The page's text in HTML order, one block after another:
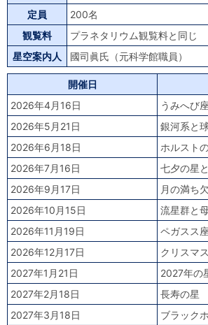
定員
200名
観覧料
プラネタリウム観覧料と同じ
星空案内人
國司眞氏（元科学館職員）
開催日
2026年4月16日
うみへび
2026年5月21日
銀河系と
2026年6月18日
ホルスト
2026年7月16日
七夕の星
2026年9月17日
月の満ち
2026年10月15日
流星群と
2026年11月19日
ペガスス
2026年12月17日
クリスマ
2027年1月21日
2027年の
2027年2月18日
長寿の星
2027年3月18日
ブラック